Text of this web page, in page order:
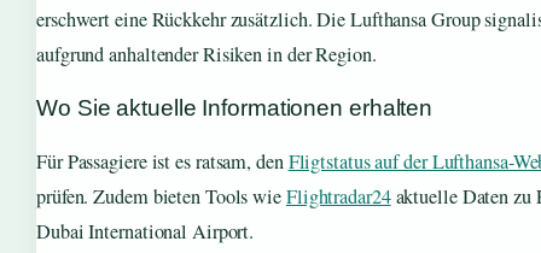
erschwert eine Rückkehr zusätzlich. Die Lufthansa Group
aufgrund anhaltender Risiken in der Region.
Wo Sie aktuelle Informationen erhalten
Für Passagiere ist es ratsam, denFligtstatus auf der Lufthansa-
prüfen. Zudem bieten Tools wieFlightradar24aktuelle Daten zu
Dubai International Airport.